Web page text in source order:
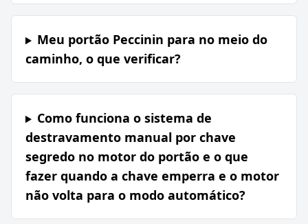
Meu portão Peccinin para no meio do
caminho, o que verificar?
Como funciona o sistema de
destravamento manual por chave
segredo no motor do portão e o que
fazer quando a chave emperra e o motor
não volta para o modo automático?